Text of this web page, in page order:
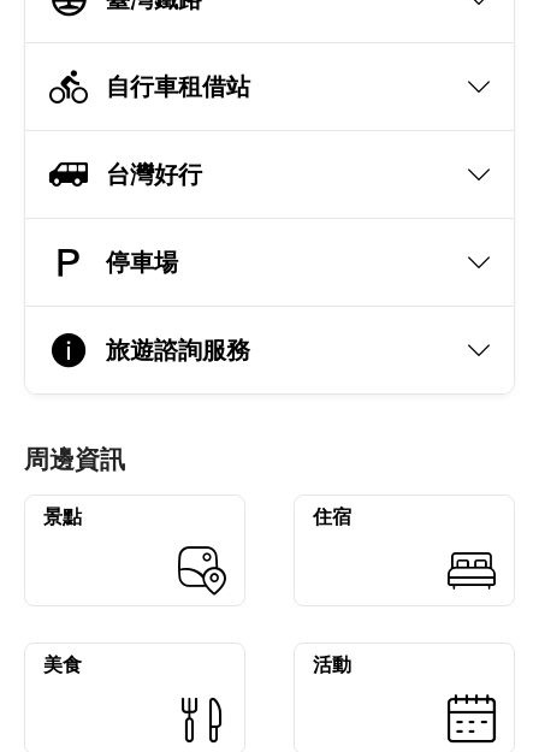
自行車租借站
台灣好行
停車場
旅遊諮詢服務
周邊資訊
景點 住宿
美食 活動